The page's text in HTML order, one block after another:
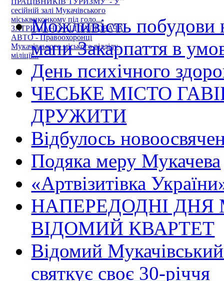
сесійній залі Мукачівського
міськвиконкому під голо...
ЗАТРИМАНО ПІДПАЛЮВАЧА
АВТО - Правоохоронці
Мукачівського міського відділу
міліції...
Можливість побудови
мапи Закарпаття в
День психічного
ЧЕСЬКЕ МІСТО
ДРУЖИТИ
Відбулось
Подяка меру Мукачева
«Артвізитівка
НАПЕРЕДОДНІ
ВІДОМИЙ КВАРТЕТ
Відомий
святкує своє 30-річчя